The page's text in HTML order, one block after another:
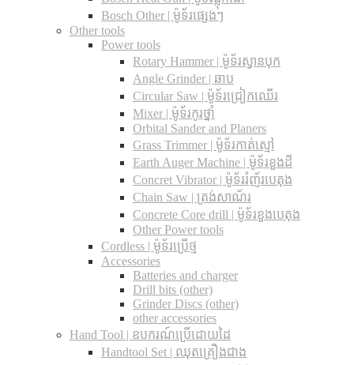
Bosch Other | ម៉ូទ័រផ្សេងៗ
Other tools
Power tools
Rotary Hammer | ម៉ូទ័រស្វានបុក
Angle Grinder | ឆាប
Circular Saw​ | ម៉ូទ័រជ្រៀកឈើរ
Mixer | ម៉ូទ័រកូរថ្នាំ
Orbital Sander and Planers
Grass Trimmer | ម៉ូទ័រកាត់ស្មៅ
Earth Auger Machine | ម៉ូទ័រខួងដី
Concret Vibrator | ម៉ូទ័ររំញ័របេតុង
Chain Saw | ត្រង់សាណ័រ
Concrete Core drill | ម៉ូទ័រខួងបេតុង
Other Power tools
Cordless​ | ម៉ូទ័រប្រើថ្ម
Accessories
Batteries and charger
Drill bits (other)
Grinder Discs (other)
other accessories
Hand Tool | ឧបករណ៍ប្រើដោយដៃ
Handtool Set | ឈុតគ្រឿងជាង